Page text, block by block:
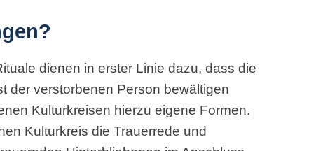
dienen in erster Linie dazu, dass die
der verstorbenen Person bewältigen
Kulturkreisen hierzu eigene Formen.
Kulturkreis die Trauerrede und